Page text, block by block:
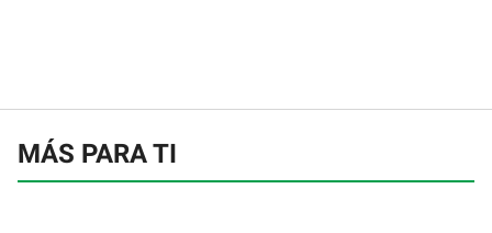
MÁS PARA TI